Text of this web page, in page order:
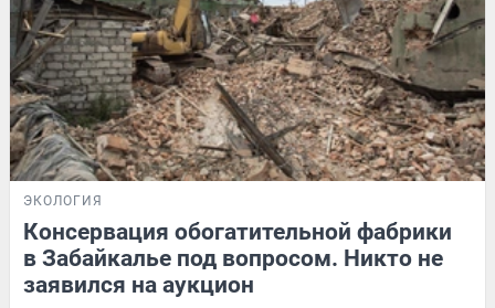
ЭКОЛОГИЯ
Консервация обогатительной фабрики
в Забайкалье под вопросом. Никто не
заявился на аукцион